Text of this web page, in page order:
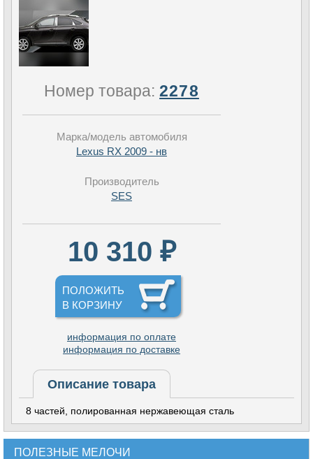
Номер товара:2278
Марка/модель автомобиля
Lexus RX 2009 - нв
Производитель
SES
10 310 ₽
ПОЛОЖИТЬ
В КОРЗИНУ
информация по оплате
информация по доставке
Описание товара
8 частей, полированная нержавеющая сталь
ПОЛЕЗНЫЕ МЕЛОЧИ